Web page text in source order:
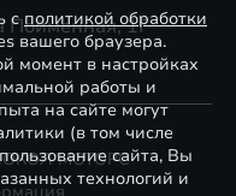
Пойменная, 1Г
МОТОРС
сполитикой обработки
вашего браузера.
момент в настройках
работы и
на сайте могут
(в том числе
сайта, Вы
технологий и